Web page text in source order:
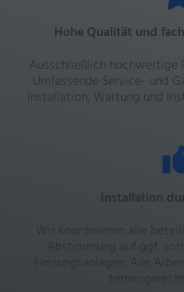
Hohe Qualität und
Ausschließlich hochwertige
Umfassende Service- und
Installation, Wartung und
Installation
Wir koordinieren alle
Abstimmung auf ggf.
Heizungsanlagen. Alle